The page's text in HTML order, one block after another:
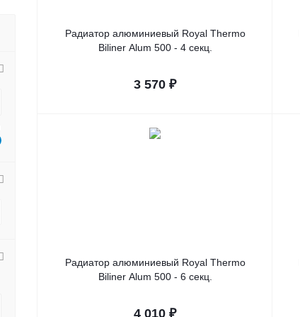
Радиатор алюминиевый Royal Thermo
Biliner Alum 500 - 4 секц.
3 570 ₽
Радиатор алюминиевый Royal Thermo
Biliner Alum 500 - 6 секц.
4 010 ₽